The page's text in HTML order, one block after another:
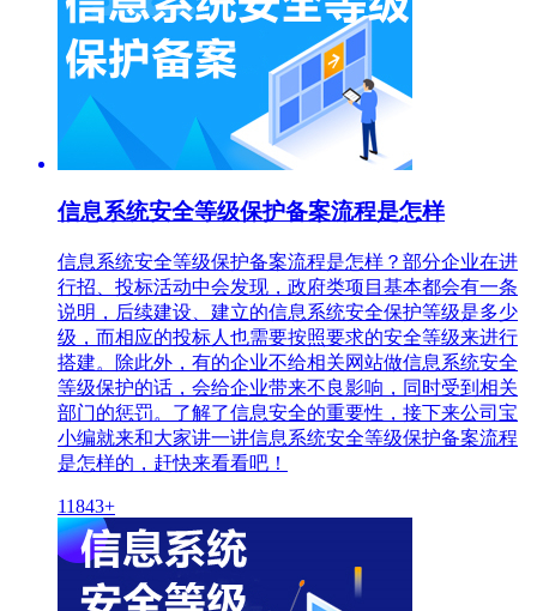
信息系统安全等级保护备案流程是怎样
信息系统安全等级保护备案流程是怎样？部分企业在进
行招、投标活动中会发现，政府类项目基本都会有一条
说明，后续建设、建立的信息系统安全保护等级是多少
级，而相应的投标人也需要按照要求的安全等级来进行
搭建。除此外，有的企业不给相关网站做信息系统安全
等级保护的话，会给企业带来不良影响，同时受到相关
部门的惩罚。了解了信息安全的重要性，接下来公司宝
小编就来和大家讲一讲信息系统安全等级保护备案流程
是怎样的，赶快来看看吧！
11843+